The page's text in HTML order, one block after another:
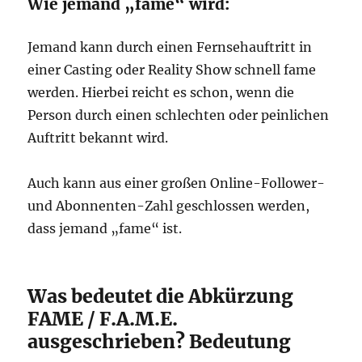
Wie jemand „fame“ wird:
Jemand kann durch einen Fernsehauftritt in
einer Casting oder Reality Show schnell fame
werden. Hierbei reicht es schon, wenn die
Person durch einen schlechten oder peinlichen
Auftritt bekannt wird.
Auch kann aus einer großen Online-Follower-
und Abonnenten-Zahl geschlossen werden,
dass jemand „fame“ ist.
Was bedeutet die Abkürzung
FAME / F.A.M.E.
ausgeschrieben? Bedeutung